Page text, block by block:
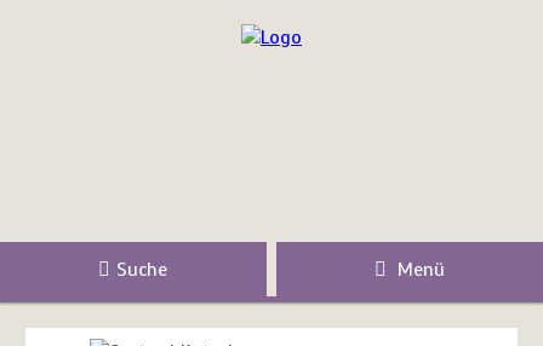
Suche Menü